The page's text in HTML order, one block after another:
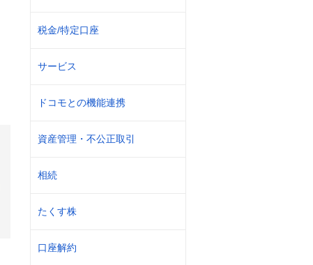
税金/特定口座
サービス
ドコモとの機能連携
資産管理・不公正取引
相続
たくす株
口座解約